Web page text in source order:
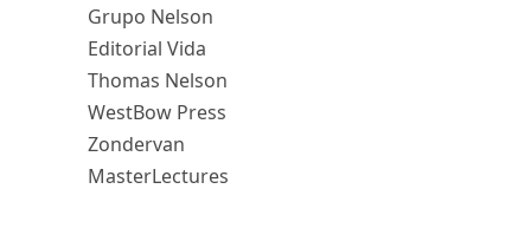
Grupo Nelson
Editorial Vida
Thomas Nelson
WestBow Press
Zondervan
MasterLectures